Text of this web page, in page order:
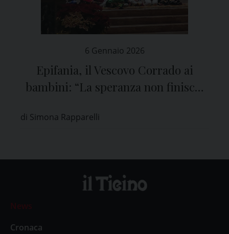
6 Gennaio 2026
Epifania, il Vescovo Corrado ai
bambini: “La speranza non finisce,
di Simona Rapparelli
News
Cronaca